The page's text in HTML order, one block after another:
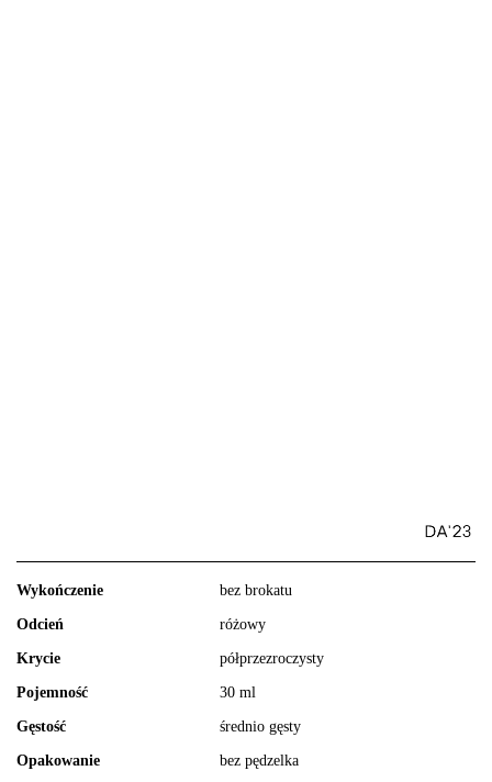
Wykończenie bez brokatu
Odcień różowy
Krycie półprzezroczysty
Pojemność 30 ml
Gęstość średnio gęsty
Opakowanie bez pędzelka